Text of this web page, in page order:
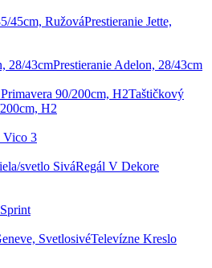
Prestieranie Jette,
Prestieranie Adelon, 28/43cm
Taštičkový
H2
Vico 3
Regál V Dekore
Televízne Kreslo